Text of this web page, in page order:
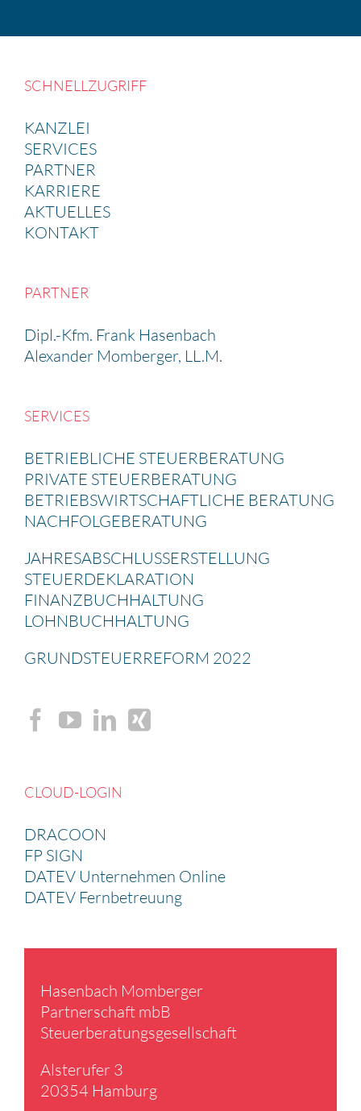
SCHNELL­ZU­GRIFF
KANZLEI
SERVICES
PARTNER
KARRIERE
AKTUELLES
KONTAKT
PARTNER
Dipl.-Kfm. Frank Hasen­bach
Alexander Momberger, LL.M.
SERVICES
BETRIEB­LICHE STEUER­BE­RA­TUNG
PRIVATE STEUER­BE­RA­TUNG
BETRIEBS­WIRT­SCHAFT­LICHE BERATUNG
NACHFOL­GE­BE­RA­TUNG
JAHRES­AB­SCHLUSS­ERSTEL­LUNG
STEUER­DE­KLA­RA­TION
FINANZ­BUCH­HAL­TUNG
LOHNBUCH­HAL­TUNG
GRUND­STEU­ER­RE­FORM 2022
CLOUD-LOGIN
DRACOON
FP SIGN
DATEV Unternehmen Online
DATEV Fernbetreuung
Hasen­bach Momberger
Partner­schaft mbB
Steuer­be­ra­tungs­ge­sell­schaft
Alster­ufer 3
20354 Hamburg